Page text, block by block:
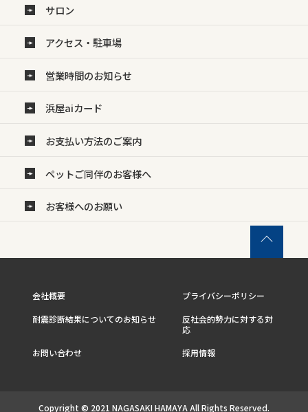
サロン
アクセス・駐車場
営業時間のお知らせ
浜屋aiカード
お支払い方法のご案内
ペットご同伴のお客様へ
お客様へのお願い
会社概要
プライバシーポリシー
耐震診断結果についてのお知らせ
反社会的勢力に対する対
応
お問い合わせ
採用情報
Copyright © 2021 NAGASAKI HAMAYA All Rights Reserved.